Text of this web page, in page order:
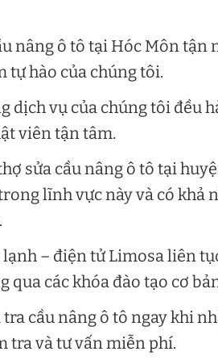
nâng ô tô tại Hóc Môn tận
tự hào của chúng tôi.
dịch vụ của chúng tôi đều
viên tận tâm.
sửa cầu nâng ô tô tại
lĩnh vực này và có khả
– điện tử Limosa liên
các khóa đào tạo cơ
cầu nâng ô tô ngay khi
tra và tư vấn miễn phí.